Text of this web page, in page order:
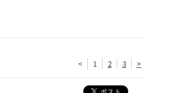
< 1 2 3 >